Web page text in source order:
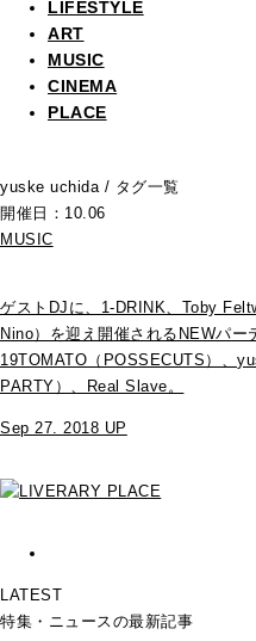
LIFESTYLE
ART
MUSIC
CINEMA
PLACE
yuske uchida / タグ一覧
開催日：10.06
MUSIC
ゲストDJに、1-DRINK、Toby
Nino）を迎え開催されるNEWパ
19TOMATO（POSSECUTS）、
PARTY）、Real Slave。
Sep 27. 2018 UP
LATEST
特集・ニュースの最新記事